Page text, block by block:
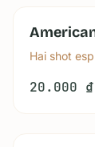
Hai shot
20.000 ₫